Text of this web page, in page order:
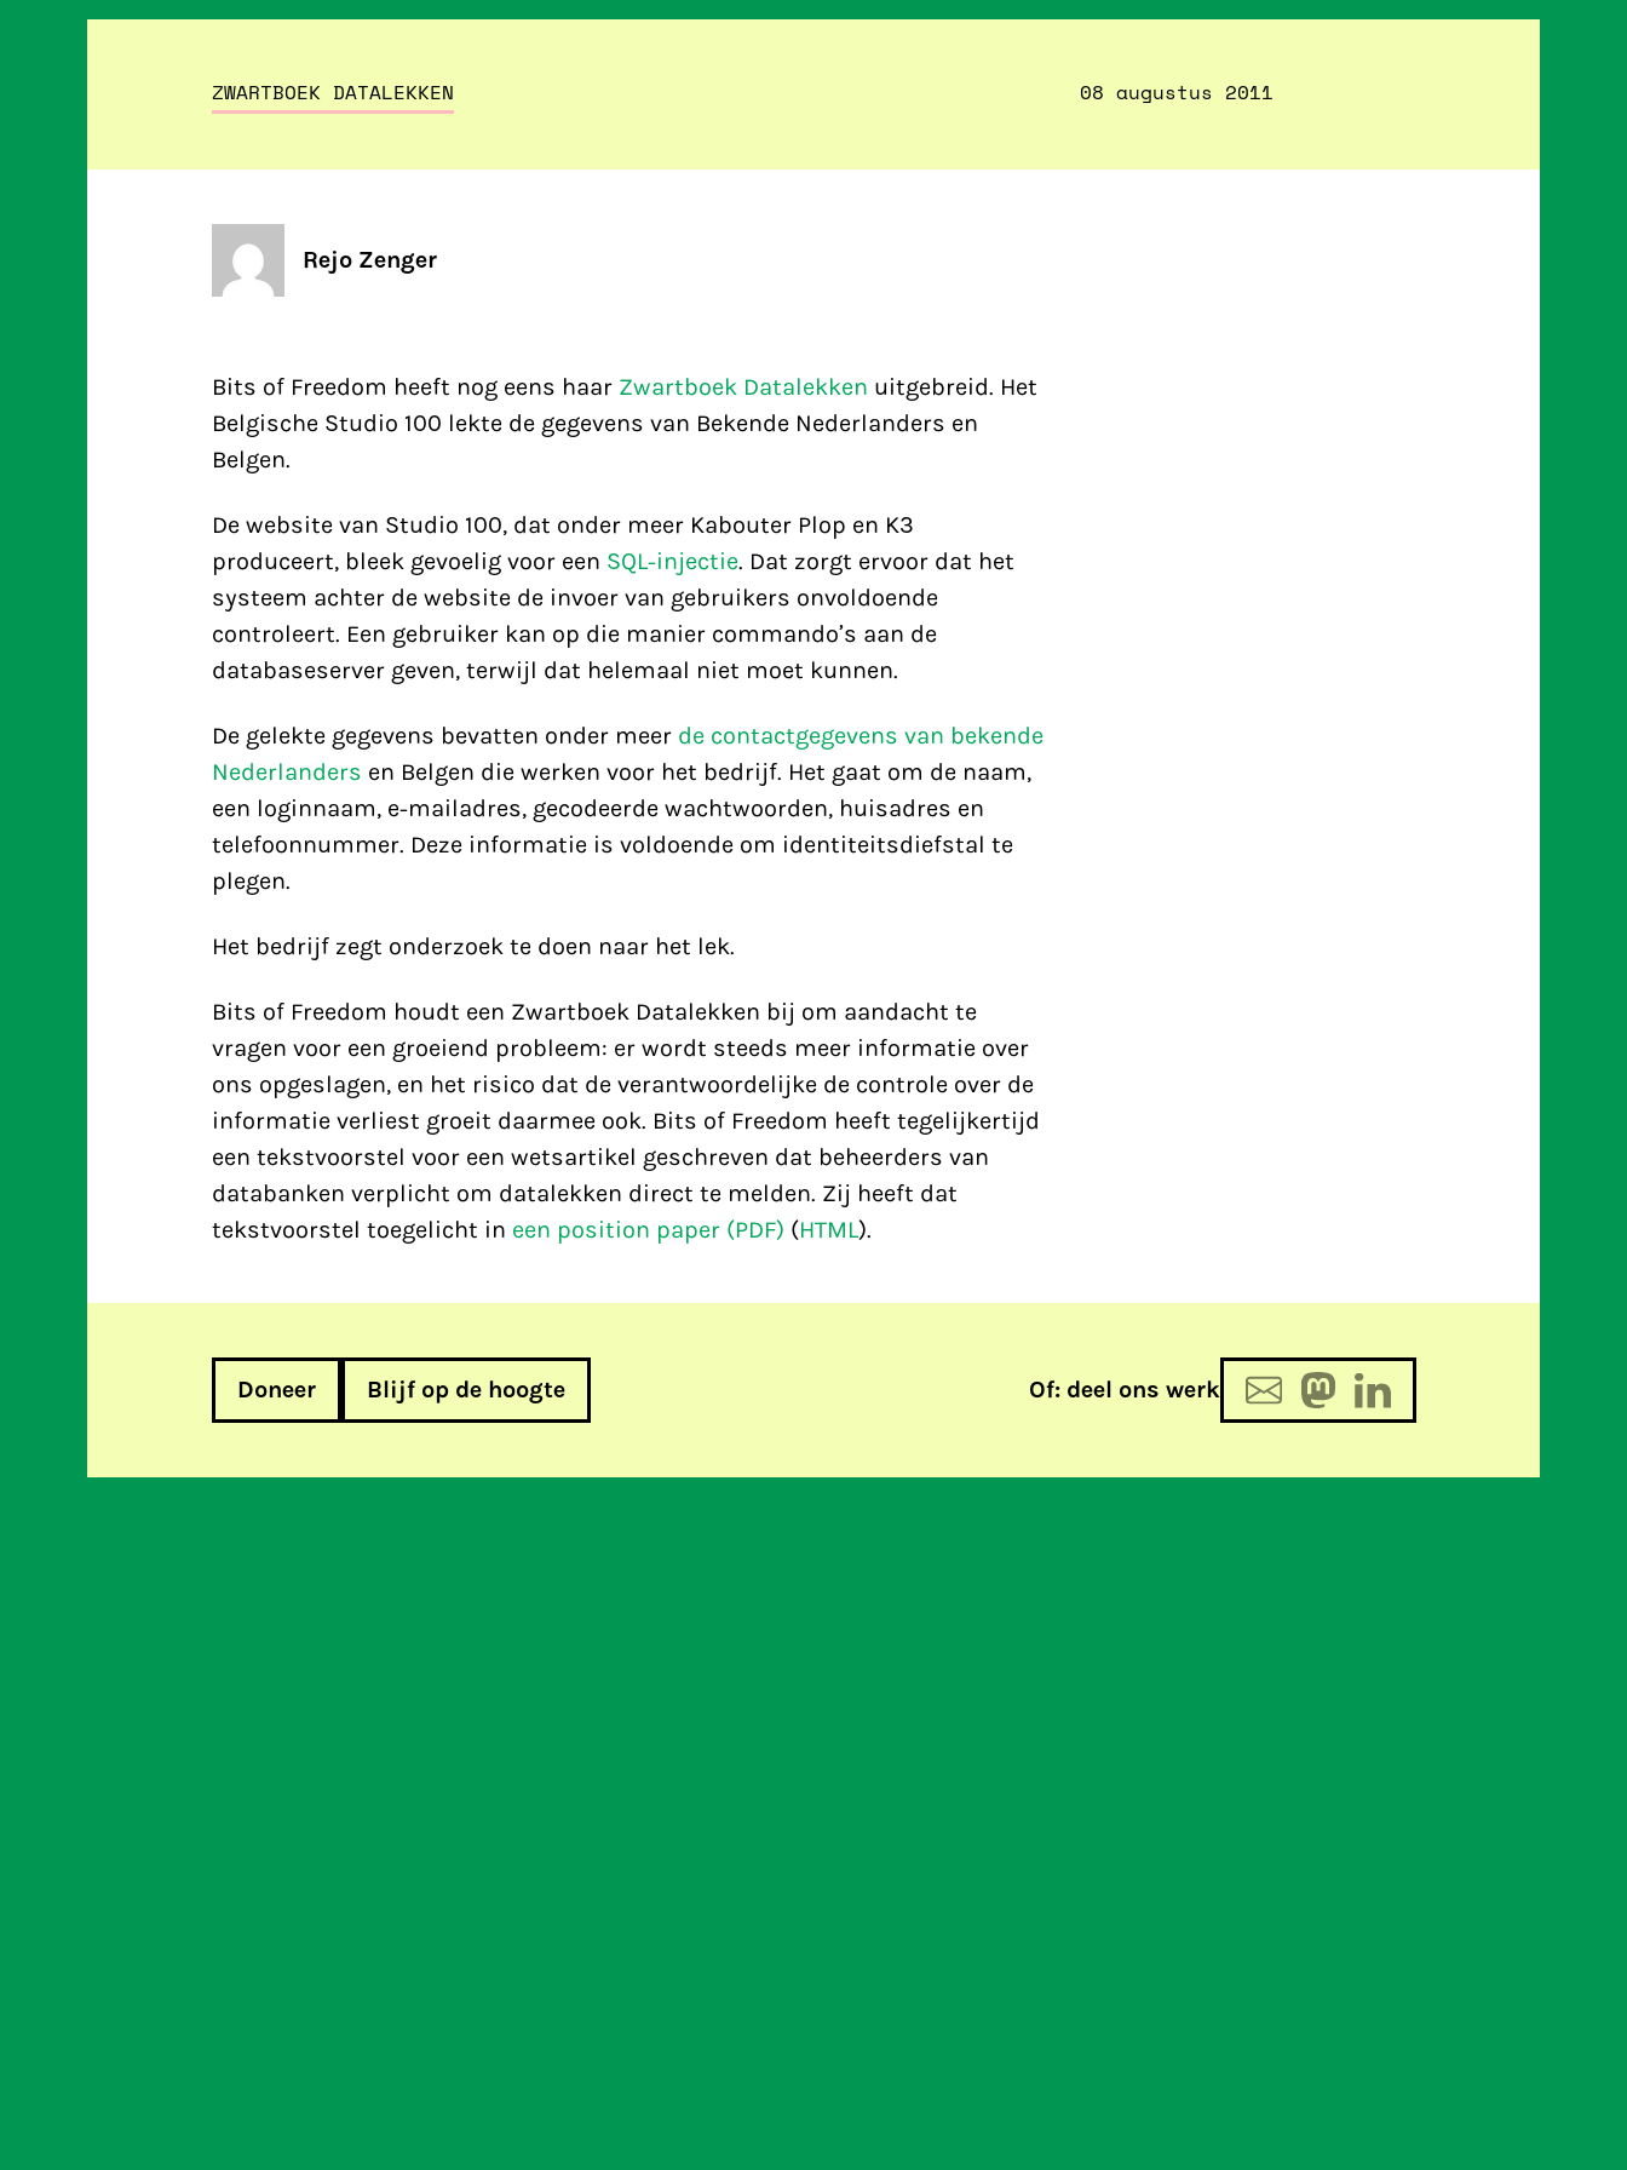
ZWARTBOEK DATALEKKEN 08 augustus 2011
Rejo Zenger
Bits of Freedom heeft nog eens haar Zwartboek Datalekken uitgebreid. Het
Belgische Studio 100 lekte de gegevens van Bekende Nederlanders en
Belgen.
De website van Studio 100, dat onder meer Kabouter Plop en K3
produceert, bleek gevoelig voor een SQL-injectie. Dat zorgt ervoor dat het
systeem achter de website de invoer van gebruikers onvoldoende
controleert. Een gebruiker kan op die manier commando’s aan de
databaseserver geven, terwijl dat helemaal niet moet kunnen.
De gelekte gegevens bevatten onder meer de contactgegevens van bekende
Nederlanders en Belgen die werken voor het bedrijf. Het gaat om de naam,
een loginnaam, e-mailadres, gecodeerde wachtwoorden, huisadres en
telefoonnummer. Deze informatie is voldoende om identiteitsdiefstal te
plegen.
Het bedrijf zegt onderzoek te doen naar het lek.
Bits of Freedom houdt een Zwartboek Datalekken bij om aandacht te
vragen voor een groeiend probleem: er wordt steeds meer informatie over
ons opgeslagen, en het risico dat de verantwoordelijke de controle over de
informatie verliest groeit daarmee ook. Bits of Freedom heeft tegelijkertijd
een tekstvoorstel voor een wetsartikel geschreven dat beheerders van
databanken verplicht om datalekken direct te melden. Zij heeft dat
tekstvoorstel toegelicht in een position paper (PDF) (HTML).
Doneer Blijf op de hoogte Of: deel ons werk